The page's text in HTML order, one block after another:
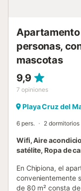
personas,
mascotas
9,9
7 opiniones
Playa Cruz del
6 pers. 2 dormitorios
Wifi, Aire
satélite, Ropa de
En Chipiona, el
convenientemente
de 80 m² consta